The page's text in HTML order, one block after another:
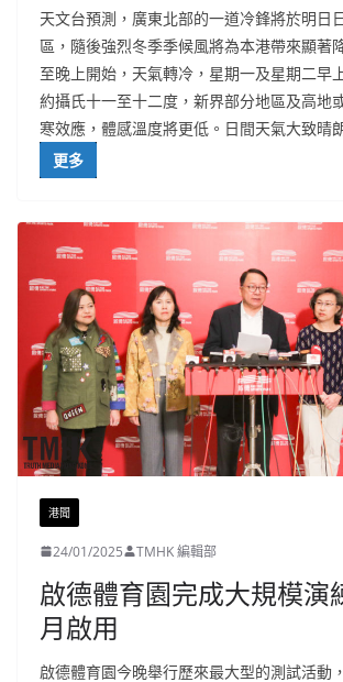
天文台預測，廣東北部的一道冷鋒將於明日
區，隨後強烈冬季季候風將為本港帶來顯著
至晚上開始，天氣轉冷，星期一及星期二早
約攝氏十一至十二度，新界部分地區及高地
寒效應，體感溫度將更低。日間天氣大致晴
更多
港聞
24/01/2025 TMHK 編輯部
啟德體育園完成大規模演
月啟用
啟德體育園今晚舉行歷來最大型的測試活動